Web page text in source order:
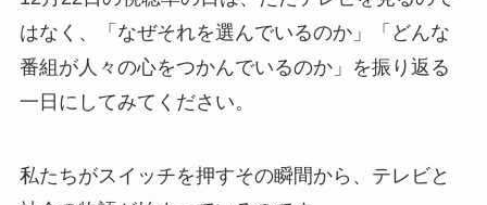
はなく、「なぜそれを選んでいるのか」「どんな
番組が人々の心をつかんでいるのか」を振り返る
一日にしてみてください。
私たちがスイッチを押すその瞬間から、テレビと